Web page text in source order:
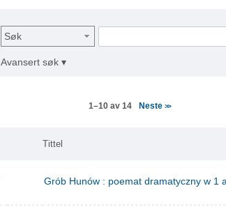
Søk
Avansert søk ▾
1–10 av 14 Neste>>
Tittel
Grób Hunów : poemat dramatyczny w 1